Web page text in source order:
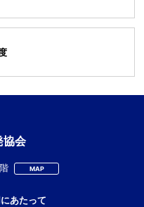
あたって
協会
MAP